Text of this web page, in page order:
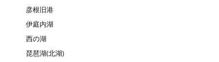
彦根旧港
伊庭内湖
西の湖
琵琶湖(北湖)